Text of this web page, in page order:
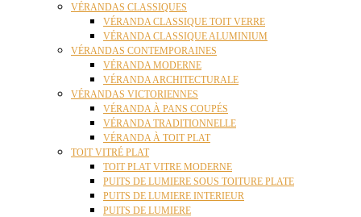
VÉRANDAS CLASSIQUES
VÉRANDA CLASSIQUE TOIT VERRE
VÉRANDA CLASSIQUE ALUMINIUM
VÉRANDAS CONTEMPORAINES
VÉRANDA MODERNE
VÉRANDA ARCHITECTURALE
VÉRANDAS VICTORIENNES
VÉRANDA À PANS COUPÉS
VÉRANDA TRADITIONNELLE
VÉRANDA À TOIT PLAT
TOIT VITRÉ PLAT
TOIT PLAT VITRE MODERNE
PUITS DE LUMIERE SOUS TOITURE PLATE
PUITS DE LUMIERE INTERIEUR
PUITS DE LUMIERE